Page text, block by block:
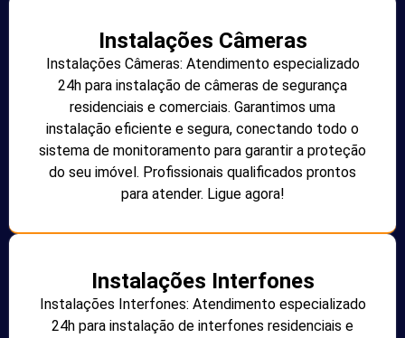
Instalações Câmeras
Instalações Câmeras: Atendimento especializado
24h para instalação de câmeras de segurança
residenciais e comerciais. Garantimos uma
instalação eficiente e segura, conectando todo o
sistema de monitoramento para garantir a proteção
do seu imóvel. Profissionais qualificados prontos
para atender. Ligue agora!
Instalações Interfones
Instalações Interfones: Atendimento especializado
24h para instalação de interfones residenciais e